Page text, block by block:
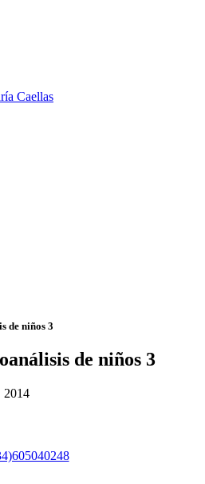
Caellas
de niños 3
de niños 3
2014